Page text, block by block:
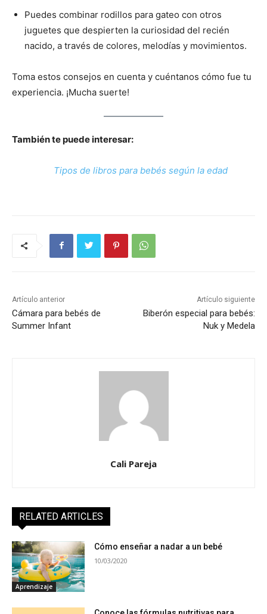
Puedes combinar rodillos para gateo con otros
juguetes que despierten la curiosidad del recién
nacido, a través de colores, melodías y movimientos.
Toma estos consejos en cuenta y cuéntanos cómo fue tu
experiencia. ¡Mucha suerte!
También te puede interesar:
Tipos de libros para bebés según la edad
Artículo anterior
Cámara para bebés de
Summer Infant
Artículo siguiente
Biberón especial para bebés:
Nuk y Medela
Cali Pareja
RELATED ARTICLES
Aprendizaje
Cómo enseñar a nadar a un bebé
10/03/2020